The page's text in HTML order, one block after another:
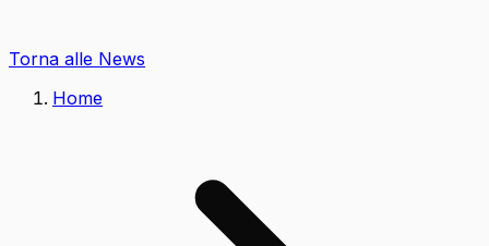
Torna alle News
Home